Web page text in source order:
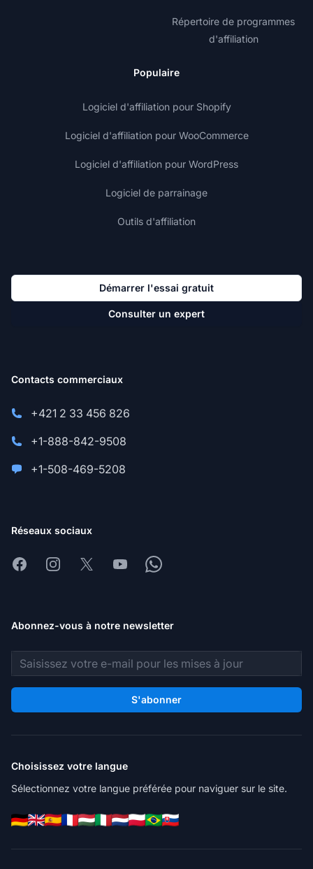
Répertoire de programmes
d'affiliation
Populaire
Logiciel d'affiliation pour Shopify
Logiciel d'affiliation pour WooCommerce
Logiciel d'affiliation pour WordPress
Logiciel de parrainage
Outils d'affiliation
Démarrer l'essai gratuit
Consulter un expert
Contacts commerciaux
+421 2 33 456 826
+1-888-842-9508
+1-508-469-5208
Réseaux sociaux
FacebookInstagram
X YoutubeWhatsapp
Abonnez-vous à notre newsletter
Adresse e-mail
S'abonner
Choisissez votre langue
Sélectionnez votre langue préférée pour naviguer sur le site.